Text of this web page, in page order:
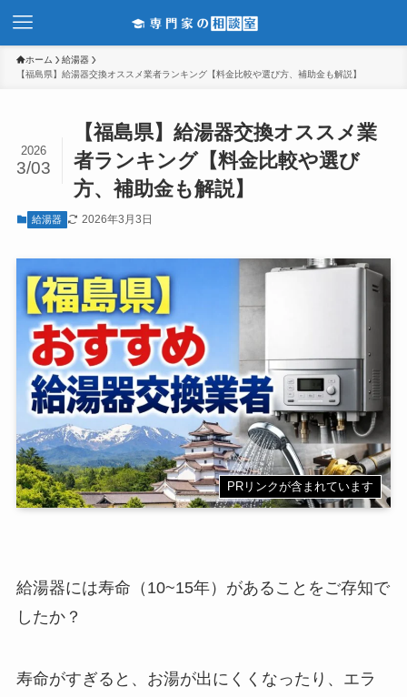
ホーム
給湯器
【福島県】給湯器交換オススメ業者ランキング【料金比較や選び方、補助金も解説】
【福島県】給湯器交換オススメ業
者ランキング【料金比較や選び
方、補助金も解説】
2026
3/03
給湯器 2026年3月3日
PRリンクが含まれています
給湯器には寿命（10~15年）があることをご存知で
したか？
寿命がすぎると、お湯が出にくくなったり、エラ